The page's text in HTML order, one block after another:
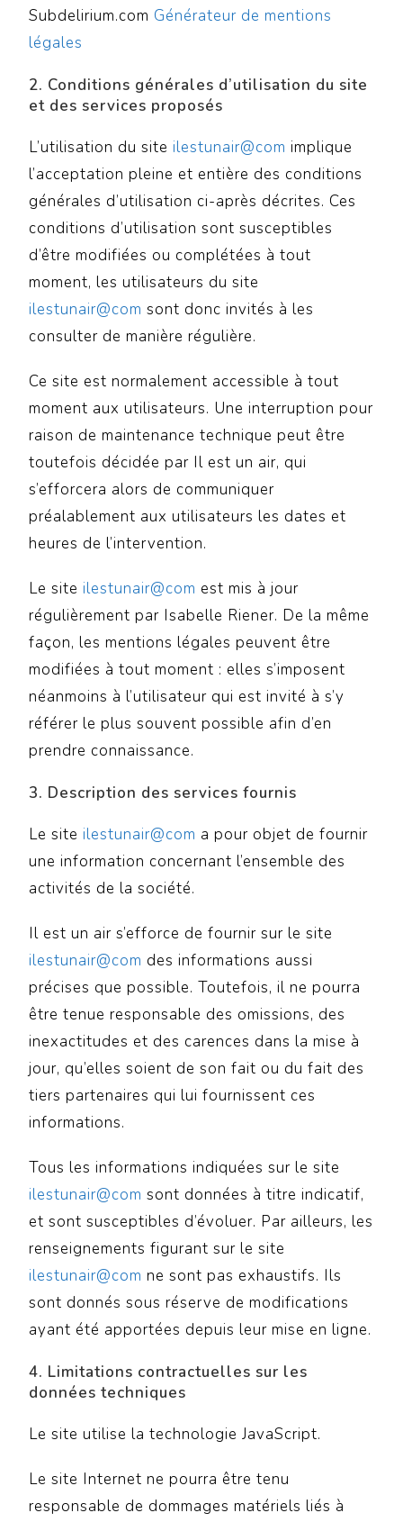
Subdelirium.com Générateur de mentions
légales
2. Conditions générales d’utilisation du site
et des services proposés
L’utilisation du siteilestunair@com implique
l’acceptation pleine et entière des conditions
générales d’utilisation ci-après décrites. Ces
conditions d’utilisation sont susceptibles
d’être modifiées ou complétées à tout
moment, les utilisateurs du site
ilestunair@com sont donc invités à les
consulter de manière régulière.
Ce site est normalement accessible à tout
moment aux utilisateurs. Une interruption pour
raison de maintenance technique peut être
toutefois décidée par Il est un air, qui
s’efforcera alors de communiquer
préalablement aux utilisateurs les dates et
heures de l’intervention.
Le siteilestunair@com est mis à jour
régulièrement par Isabelle Riener. De la même
façon, les mentions légales peuvent être
modifiées à tout moment : elles s’imposent
néanmoins à l’utilisateur qui est invité à s’y
référer le plus souvent possible afin d’en
prendre connaissance.
3. Description des services fournis
Le siteilestunair@com a pour objet de fournir
une information concernant l’ensemble des
activités de la société.
Il est un air s’efforce de fournir sur le site
ilestunair@com des informations aussi
précises que possible. Toutefois, il ne pourra
être tenue responsable des omissions, des
inexactitudes et des carences dans la mise à
jour, qu’elles soient de son fait ou du fait des
tiers partenaires qui lui fournissent ces
informations.
Tous les informations indiquées sur le site
ilestunair@com sont données à titre indicatif,
et sont susceptibles d’évoluer. Par ailleurs, les
renseignements figurant sur le site
ilestunair@com ne sont pas exhaustifs. Ils
sont donnés sous réserve de modifications
ayant été apportées depuis leur mise en ligne.
4. Limitations contractuelles sur les
données techniques
Le site utilise la technologie JavaScript.
Le site Internet ne pourra être tenu
responsable de dommages matériels liés à